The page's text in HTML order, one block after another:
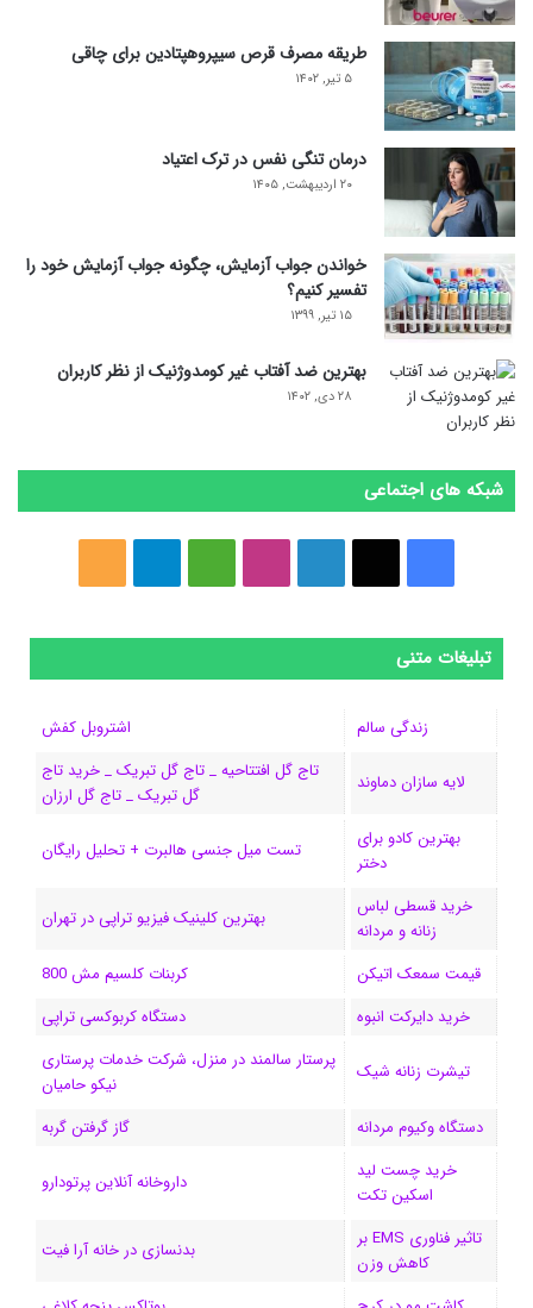
طریقه مصرف قرص سیپروهپتادین برای چاقی
۵ تیر, ۱۴۰۲
درمان تنگی نفس در ترک اعتیاد
۲۰ اردیبهشت, ۱۴۰۵
خواندن جواب آزمایش، چگونه جواب آزمایش خود را
تفسیر کنیم؟
۱۵ تیر, ۱۳۹۹
بهترین ضد آفتاب غیر کومدوژنیک از نظر کاربران
۲۸ دی, ۱۴۰۲
شبکه های اجتماعی
تبلیغات متنی
زندگی سالم اشتروبل کفش
لایه سازان دماوند
تاج گل افتتاحیه _ تاج گل تبریک _ خرید تاج
گل تبریک _ تاج گل ارزان
بهترین کادو برای
دختر
تست میل جنسی هالبرت + تحلیل رایگان
خرید قسطی لباس
زنانه و مردانه
بهترین کلینیک فیزیو تراپی در تهران
قیمت سمعک اتیکن
کربنات کلسیم مش 800
خرید دایرکت انبوه
دستگاه کربوکسی تراپی
تیشرت زنانه شیک
پرستار سالمند در منزل، شرکت خدمات پرستاری
نیکو حامیان
دستگاه وکیوم مردانه
گاز گرفتن گربه
خرید چست لید
اسکین تکت
داروخانه آنلاین پرتودارو
تاثیر فناوری EMS بر
کاهش وزن
بدنسازی در خانه آرا فیت